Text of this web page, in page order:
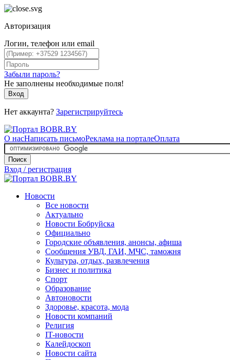
Авторизация
Логин, телефон или email
Забыли пароль?
Не заполнены необходимые поля!
Вход
Нет аккаунта? Зарегистрируйтесь
О насНаписать письмоРеклама на порталеОплата
Поиск
Вход / регистрация
Новости
Все новости
Актуально
Новости Бобруйска
Официально
Городские объявления, анонсы, афиша
Сообщения УВД, ГАИ, МЧС, таможня
Культура, отдых, развлечения
Бизнес и политика
Спорт
Образование
Автоновости
Здоровье, красота, мода
Новости компаний
Религия
IT-новости
Калейдоскоп
Новости сайта